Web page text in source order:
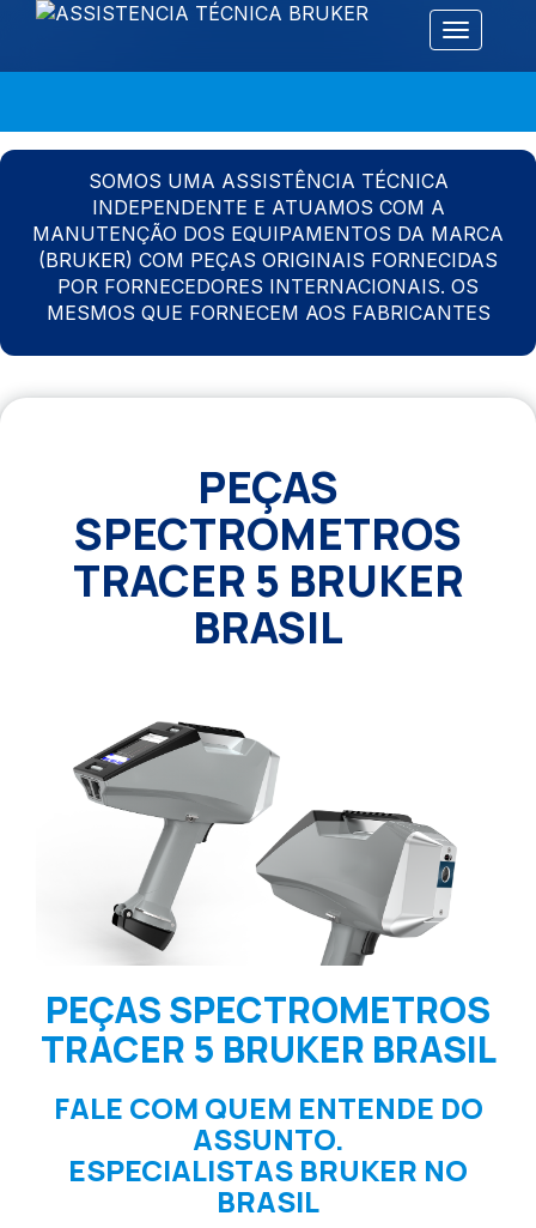
Alternar
SOMOS UMA ASSISTÊNCIA TÉCNICA
INDEPENDENTE E ATUAMOS COM A
MANUTENÇÃO DOS EQUIPAMENTOS DA MARCA
(BRUKER) COM PEÇAS ORIGINAIS FORNECIDAS
POR FORNECEDORES INTERNACIONAIS. OS
MESMOS QUE FORNECEM AOS FABRICANTES
PEÇAS
SPECTROMETROS
TRACER 5 BRUKER
BRASIL
PEÇAS SPECTROMETROS
TRACER 5 BRUKER BRASIL
FALE COM QUEM ENTENDE DO
ASSUNTO.
ESPECIALISTAS BRUKER NO
BRASIL